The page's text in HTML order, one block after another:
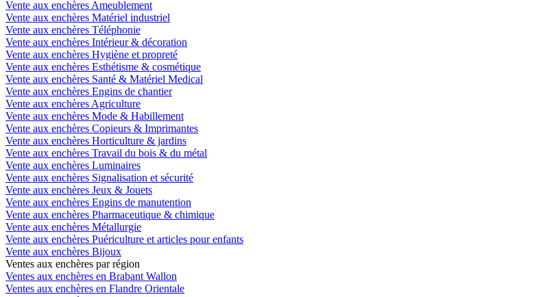
Vente aux enchères Ameublement
Vente aux enchères Matériel industriel
Vente aux enchères Téléphonie
Vente aux enchères Intérieur & décoration
Vente aux enchères Hygiène et propreté
Vente aux enchères Esthétisme & cosmétique
Vente aux enchères Santé & Matériel Medical
Vente aux enchères Engins de chantier
Vente aux enchères Agriculture
Vente aux enchères Mode & Habillement
Vente aux enchères Copieurs & Imprimantes
Vente aux enchères Horticulture & jardins
Vente aux enchères Travail du bois & du métal
Vente aux enchères Luminaires
Vente aux enchères Signalisation et sécurité
Vente aux enchères Jeux & Jouets
Vente aux enchères Engins de manutention
Vente aux enchères Pharmaceutique & chimique
Vente aux enchères Métallurgie
Vente aux enchères Puériculture et articles pour enfants
Vente aux enchères Bijoux
Ventes aux enchères par région
Ventes aux enchères en Brabant Wallon
Ventes aux enchères en Flandre Orientale